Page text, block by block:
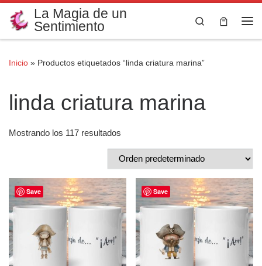
Saltar al contenido
La Magia de un
Sentimiento
Search
Inicio » Productos etiquetados “linda criatura marina”
linda criatura marina
Mostrando los 117 resultados
Save Save